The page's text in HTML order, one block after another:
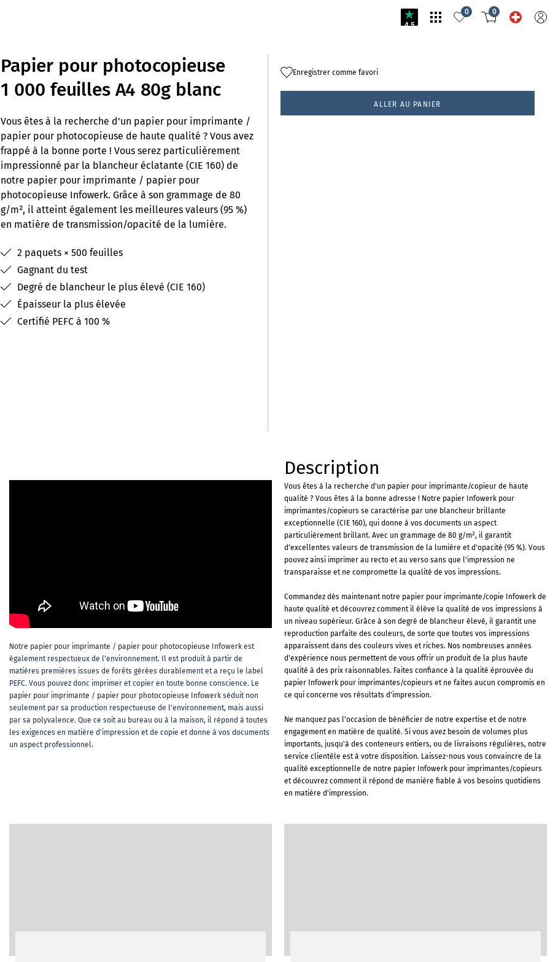
4.5
0 0
Papier pour photocopieuse
1 000 feuilles A4 80g blanc
Vous êtes à la recherche d'un papier pour imprimante /
papier pour photocopieuse de haute qualité ? Vous avez
frappé à la bonne porte ! Vous serez particulièrement
impressionné par la blancheur éclatante (CIE 160) de
notre papier pour imprimante / papier pour
photocopieuse Infowerk. Grâce à son grammage de 80
g/m², il atteint également les meilleures valeurs (95 %)
en matière de transmission/opacité de la lumière.
2 paquets × 500 feuilles
Gagnant du test
Degré de blancheur le plus élevé (CIE 160)
Épaisseur la plus élevée
Certifié PEFC à 100 %
Enregistrer comme favori
ALLER AU PANIER
Notre papier pour imprimante / papier pour photocopieuse Infowerkest
également respectueux de l'environnement. Il est produit à partir de
matières premières issues de forêts gérées durablement et a reçu le label
PEFC. Vous pouvez donc imprimer et copier en toute bonne conscience. Le
papier pour imprimante / papier pour photocopieuse Infowerkséduit non
seulement par sa production respectueuse de l'environnement, mais aussi
par sa polyvalence. Que ce soit au bureau ou à la maison, il répond à toutes
les exigences en matière d'impression et de copie et donne à vos documents
un aspect professionnel.
Description
Vous êtes à la recherche d'un papier pour imprimante/copieur de haute
qualité ? Vous êtes à la bonne adresse ! Notre papier Infowerk pour
imprimantes/copieurs se caractérise par une blancheur brillante
exceptionnelle (CIE 160), qui donne à vos documents un aspect
particulièrement brillant. Avec un grammage de 80 g/m², il garantit
d'excellentes valeurs de transmission de la lumière et d'opacité (95 %). Vous
pouvez ainsi imprimer au recto et au verso sans que l'impression ne
transparaisse et ne compromette la qualité de vos impressions.
Commandez dès maintenant notre papier pour imprimante/copie Infowerk de
haute qualité et découvrez comment il élève la qualité de vos impressions à
un niveau supérieur. Grâce à son degré de blancheur élevé, il garantit une
reproduction parfaite des couleurs, de sorte que toutes vos impressions
apparaissent dans des couleurs vives et riches. Nos nombreuses années
d'expérience nous permettent de vous offrir un produit de la plus haute
qualité à des prix raisonnables. Faites confiance à la qualité éprouvée du
papier Infowerk pour imprimantes/copieurs et ne faites aucun compromis en
ce qui concerne vos résultats d'impression.
Ne manquez pas l'occasion de bénéficier de notre expertise et de notre
engagement en matière de qualité. Si vous avez besoin de volumes plus
importants, jusqu'à des conteneurs entiers, ou de livraisons régulières, notre
service clientèle est à votre disposition. Laissez-nous vous convaincre de la
qualité exceptionnelle de notre papier Infowerk pour imprimantes/copieurs
et découvrez comment il répond de manière fiable à vos besoins quotidiens
en matière d'impression.